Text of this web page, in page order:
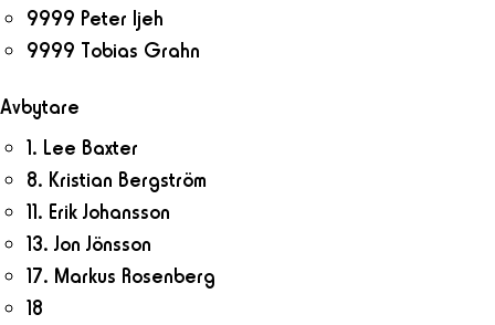
9999 Peter Ijeh
9999 Tobias Grahn
Avbytare
1. Lee Baxter
8. Kristian Bergström
11. Erik Johansson
13. Jon Jönsson
17. Markus Rosenberg
18